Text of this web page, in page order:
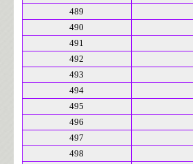
489
490
491
492
493
494
495
496
497
498